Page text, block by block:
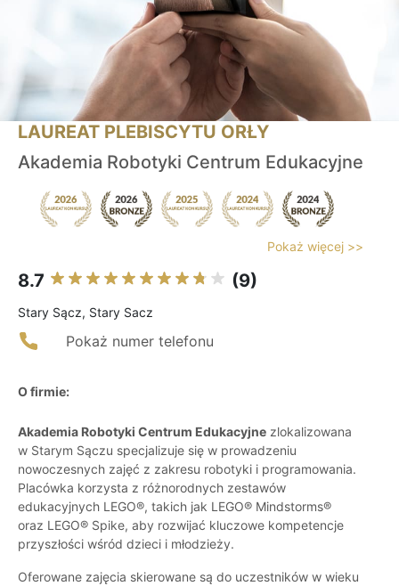
LAUREAT PLEBISCYTU ORŁY
Akademia Robotyki Centrum Edukacyjne
Pokaż więcej >>
8.7 (9)
Stary Sącz, Stary Sacz
Pokaż numer telefonu
O firmie:
Akademia Robotyki Centrum Edukacyjne zlokalizowana
w Starym Sączu specjalizuje się w prowadzeniu
nowoczesnych zajęć z zakresu robotyki i programowania.
Placówka korzysta z różnorodnych zestawów
edukacyjnych LEGO®, takich jak LEGO® Mindstorms®
oraz LEGO® Spike, aby rozwijać kluczowe kompetencje
przyszłości wśród dzieci i młodzieży.
Oferowane zajęcia skierowane są do uczestników w wieku